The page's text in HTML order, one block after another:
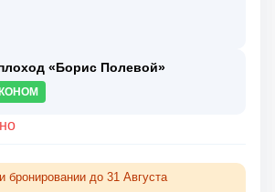
«Борис Полевой»
бронировании до 31 Августа